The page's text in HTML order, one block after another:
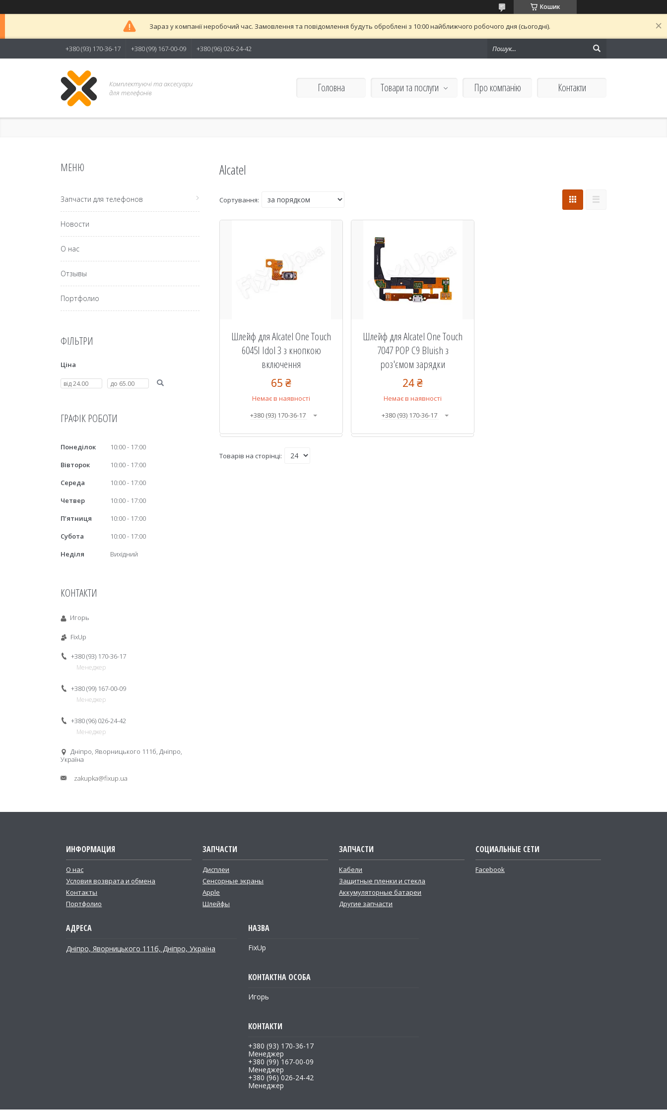
Кошик
Зараз у компанії неробочий час. Замовлення та повідомлення будуть оброблені з 10:00 найближчого робочого дня (сьогодні).
+380 (93) 170-36-17 +380 (99) 167-00-09 +380 (96) 026-24-42
Комплектуючі та аксесуари
для телефонів
Головна Товари та послуги Про компанію Контакти
Alcatel
Шлейф для Alcatel One Touch
6045I Idol 3 з кнопкою
включення
65 ₴
Немає в наявності
+380 (93) 170-36-17
Шлейф для Alcatel One Touch
7047 POP C9 Bluish з
роз'ємом зарядки
24 ₴
Немає в наявності
+380 (93) 170-36-17
Запчасти для телефонов
Новости
О нас
Отзывы
Портфолио
ФІЛЬТРИ
Ціна
ГРАФІК РОБОТИ
Понеділок 10:00
17:00
Вівторок
10:00
17:00
Середа
10:00
17:00
Четвер
10:00
17:00
Пʼятниця
10:00
17:00
Субота
10:00
17:00
Неділя
Вихідний
КОНТАКТИ
Игорь
FixUp
+380 (93) 170-36-17
Менеджер
+380 (99) 167-00-09
Менеджер
+380 (96) 026-24-42
Менеджер
Дніпро, Яворницького 111б, Дніпро,
Україна
zakupka@fixup.ua
ИНФОРМАЦИЯ
О нас
Условия возврата и обмена
Контакты
Портфолио
ЗАПЧАСТИ
Дисплеи
Сенсорные экраны
Apple
Шлейфы
ЗАПЧАСТИ
Кабели
Защитные пленки и стекла
Аккумуляторные батареи
Другие запчасти
СОЦИАЛЬНЫЕ СЕТИ
Facebook
Дніпро, Яворницького 111б, Дніпро, Україна FixUp
Игорь
+380 (93) 170-36-17
Менеджер
+380 (99) 167-00-09
Менеджер
+380 (96) 026-24-42
Менеджер